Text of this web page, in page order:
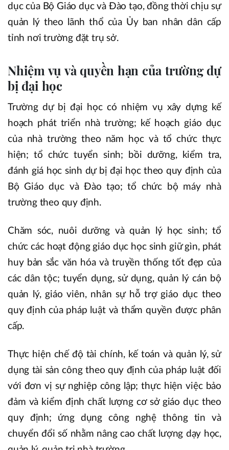
dục của Bộ Giáo dục và Đào tạo, đồng thời chịu sự
quản lý theo lãnh thổ của Ủy ban nhân dân cấp
tỉnh nơi trường đặt trụ sở.
Nhiệm vụ và quyền hạn của trường dự
bị đại học
Trường dự bị đại học có nhiệm vụ xây dựng kế
hoạch phát triển nhà trường; kế hoạch giáo dục
của nhà trường theo năm học và tổ chức thực
hiện; tổ chức tuyển sinh; bồi dưỡng, kiểm tra,
đánh giá học sinh dự bị đại học theo quy định của
Bộ Giáo dục và Đào tạo; tổ chức bộ máy nhà
trường theo quy định.
Chăm sóc, nuôi dưỡng và quản lý học sinh; tổ
chức các hoạt động giáo dục học sinh giữ gìn, phát
huy bản sắc văn hóa và truyền thống tốt đẹp của
các dân tộc; tuyển dụng, sử dụng, quản lý cán bộ
quản lý, giáo viên, nhân sự hỗ trợ giáo dục theo
quy định của pháp luật và thẩm quyền được phân
cấp.
Thực hiện chế độ tài chính, kế toán và quản lý, sử
dụng tài sản công theo quy định của pháp luật đối
với đơn vị sự nghiệp công lập; thực hiện việc bảo
đảm và kiểm định chất lượng cơ sở giáo dục theo
quy định; ứng dụng công nghệ thông tin và
chuyển đổi số nhằm nâng cao chất lượng dạy học,